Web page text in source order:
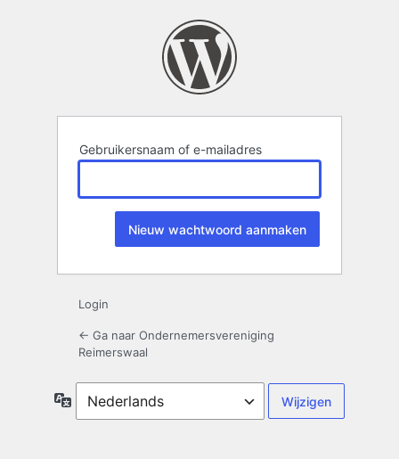
Gebruikersnaam of e-mailadres
Login
← Ga naar Ondernemersvereniging
Reimerswaal
Taal